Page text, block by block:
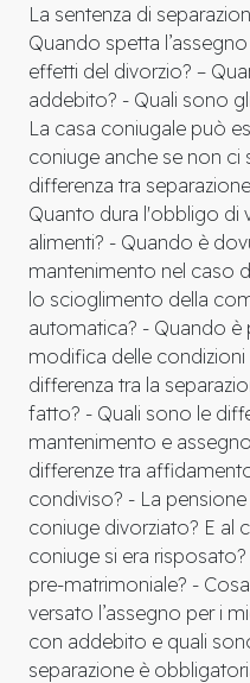
La sentenza di
Quando spetta
effetti del divorzio? –
addebito? - Quali sono
La casa coniugale può
coniuge anche se non ci
differenza tra
Quanto dura l'obbligo di
alimenti? - Quando è
mantenimento nel caso
lo scioglimento della
automatica? - Quando è
modifica delle condizioni
differenza tra la
fatto? - Quali sono le
mantenimento e
differenze tra
condiviso? - La
coniuge divorziato? E al
coniuge si era
pre-matrimoniale? -
versato l’assegno per i
con addebito e quali
separazione è